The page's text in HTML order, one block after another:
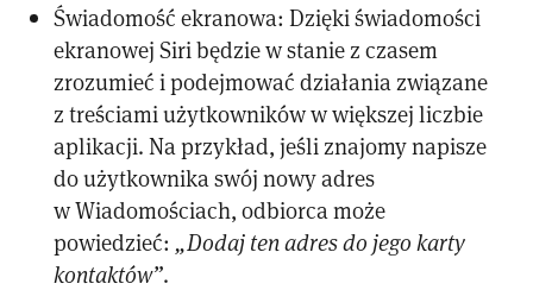
Świadomość ekranowa: Dzięki świadomości
ekranowej Siri będzie w stanie z czasem
zrozumieć i podejmować działania związane
z treściami użytkowników w większej liczbie
aplikacji. Na przykład, jeśli znajomy napisze
do użytkownika swój nowy adres
w Wiadomościach, odbiorca może
powiedzieć: „Dodaj ten adres do jego karty
kontaktów”.